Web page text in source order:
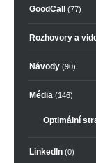
GoodCall (77)
Rozhovory a
Návody (90)
Média (146)
Optimální
LinkedIn (0)